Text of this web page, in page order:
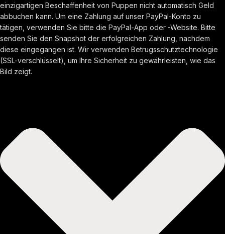
einzigartigen Beschaffenheit von Puppen nicht automatisch Geld
abbuchen kann. Um eine Zahlung auf unser PayPal-Konto zu
tätigen, verwenden Sie bitte die PayPal-App oder -Website. Bitte
senden Sie den Snapshot der erfolgreichen Zahlung, nachdem
diese eingegangen ist. Wir verwenden Betrugsschutztechnologie
(SSL-verschlüsselt), um Ihre Sicherheit zu gewährleisten, wie das
Bild zeigt.